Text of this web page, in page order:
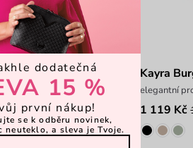
kůže
Kayra
elegantní
1 119 Kč
dodatečná
15 %
první nákup!
se k odběru novinek,
neuteklo, a sleva je Tvoje.